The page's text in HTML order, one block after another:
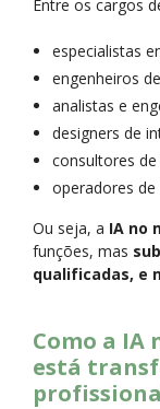
Entre os cargos
especialistas
engenheiros
analistas e
designers de
consultores
operadores
Ou seja, a IA no
funções, mas
qualificadas, e
Como a IA
está